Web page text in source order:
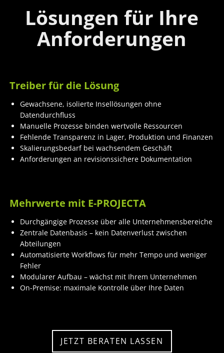
Lösungen für Ihre
Anforderungen
Treiber für die Lösung
Gewachsene, isolierte Insellösungen ohne
Datendurchfluss
Manuelle Prozesse binden wertvolle Ressourcen
Fehlende Transparenz in Lager, Produktion und Finanzen
Skalierungsbedarf bei wachsendem Geschäft
Anforderungen an revisionssichere Dokumentation
Mehrwerte mit E-PROJECTA
Durchgängige Prozesse über alle Unternehmensbereiche
Zentrale Datenbasis – kein Datenverlust zwischen
Abteilungen
Automatisierte Workflows für mehr Tempo und weniger
Fehler
Modularer Aufbau – wächst mit Ihrem Unternehmen
On-Premise: maximale Kontrolle über Ihre Daten
JETZT BERATEN LASSEN